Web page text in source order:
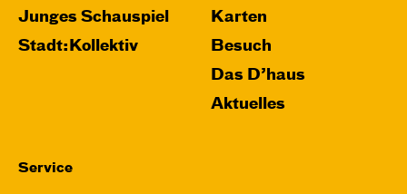
Junges Schauspiel
Stadt:Kollektiv
Karten
Besuch
Das D’haus
Aktuelles
Service